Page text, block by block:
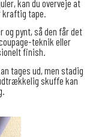
kan du overveje at
tape.
og pynt, så den får det
teknik eller
finish.
tages ud, men stadig
skuffe kan